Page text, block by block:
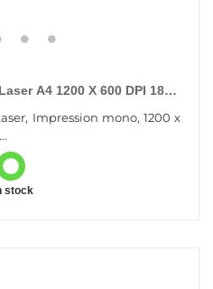
A4 1200 X 600 DPI 18
Impression mono, 1200 x
stock